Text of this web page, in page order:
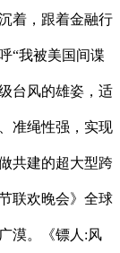
着，跟着金融行
“我被美国间谍
台风的雄姿，适
准绳性强，实现
共建的超大型跨
联欢晚会》全球
漠。《镖人:风